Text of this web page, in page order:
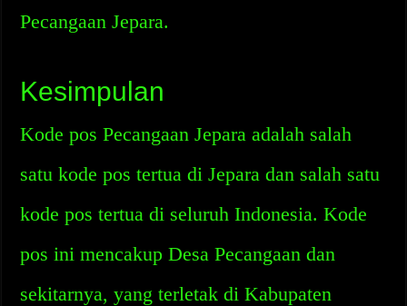
Pecangaan Jepara.
Kesimpulan
Kode pos Pecangaan Jepara adalah salah
satu kode pos tertua di Jepara dan salah satu
kode pos tertua di seluruh Indonesia. Kode
pos ini mencakup Desa Pecangaan dan
sekitarnya, yang terletak di Kabupaten